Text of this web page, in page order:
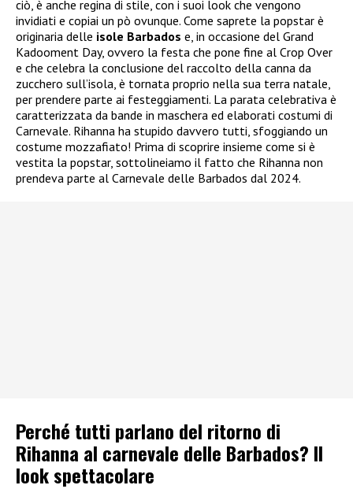
ciò, è anche regina di stile, con i suoi look che vengono
invidiati e copiai un pò ovunque. Come saprete la popstar è
originaria delle isole Barbados e, in occasione del Grand
Kadooment Day, ovvero la festa che pone fine al Crop Over
e che celebra la conclusione del raccolto della canna da
zucchero sull’isola, è tornata proprio nella sua terra natale,
per prendere parte ai festeggiamenti. La parata celebrativa è
caratterizzata da bande in maschera ed elaborati costumi di
Carnevale. Rihanna ha stupido davvero tutti, sfoggiando un
costume mozzafiato! Prima di scoprire insieme come si è
vestita la popstar, sottolineiamo il fatto che Rihanna non
prendeva parte al Carnevale delle Barbados dal 2024.
Perché tutti parlano del ritorno di
Rihanna al carnevale delle Barbados? Il
look spettacolare